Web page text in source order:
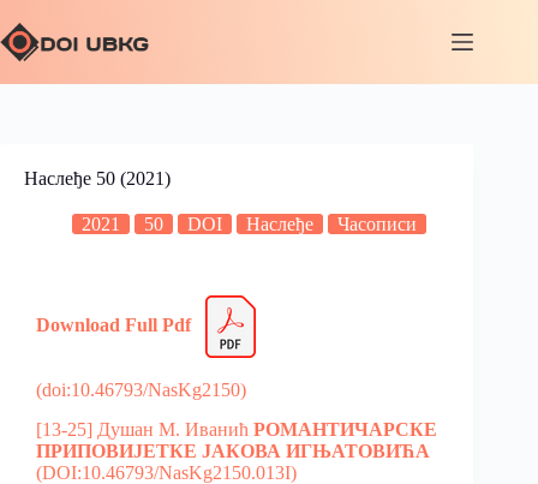
Наслеђе 50 (2021)
2021 50 DOI Наслеђе Часописи
Download Full Pdf
(doi:10.46793/NasKg2150)
[13-25] Душан M. Иванић РОМАНТИЧАРСКЕ
ПРИПОВИЈЕТКЕ JАКОВА ИГЊАТОВИЋА
(DOI:10.46793/NasKg2150.013I)